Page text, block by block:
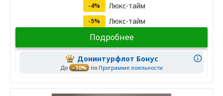
-4% Люкс-тайм
-5% Люкс-тайм
Подробнее
Донинтурфлот Бонус
До –10% по Программе лояльности